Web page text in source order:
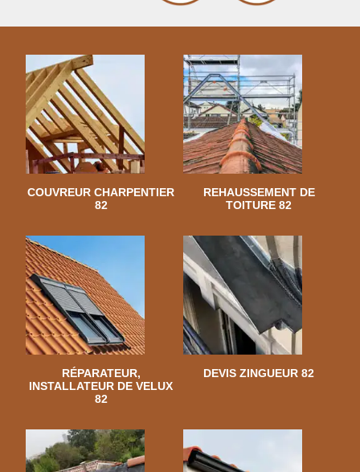
COUVREUR CHARPENTIER
82
REHAUSSEMENT DE
TOITURE 82
RÉPARATEUR,
INSTALLATEUR DE VELUX
82
DEVIS ZINGUEUR 82